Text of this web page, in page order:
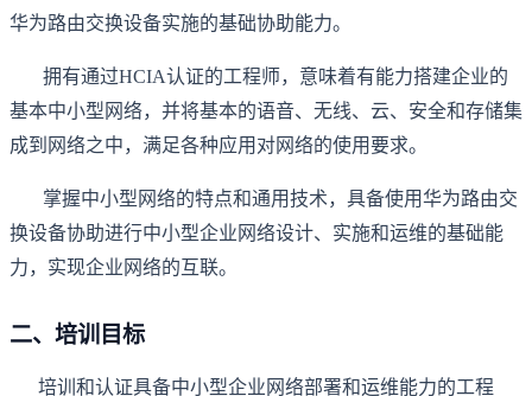
华为路由交换设备实施的基础协助能力。
拥有通过HCIA认证的工程师，意味着有能力搭建企业的
基本中小型网络，并将基本的语音、无线、云、安全和存储集
成到网络之中，满足各种应用对网络的使用要求。
掌握中小型网络的特点和通用技术，具备使用华为路由交
换设备协助进行中小型企业网络设计、实施和运维的基础能
力，实现企业网络的互联。
二、培训目标
培训和认证具备中小型企业网络部署和运维能力的工程